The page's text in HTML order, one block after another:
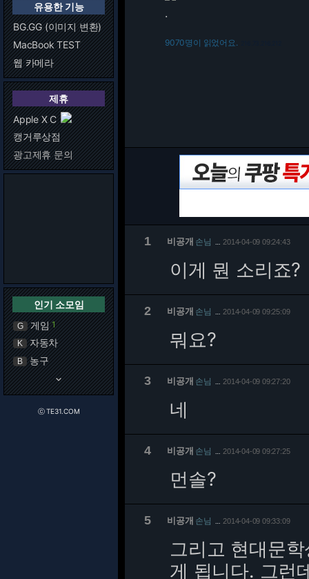
유용한 기능
BG.GG (이미지 변환)
MacBook TEST
웹 카메라
제휴
Apple X C
캥거루상점
광고제휴 문의
인기 소모임
G 게임 1
K 자동차
B 농구
keyboard_arrow_down
ⓒ TE31.COM
.
9070명이 읽었어요.
1 비공개 손님 2014-04-09 09:24:43
이게 뭔 소리죠?
2 비공개 손님 2014-04-09 09:25:09
뭐요?
3 비공개 손님 2014-04-09 09:27:20
네
4 비공개 손님 2014-04-09 09:27:25
먼솔?
5 비공개 손님 2014-04-09 09:33:09
그리고 현대문
게 됩니다. 그런